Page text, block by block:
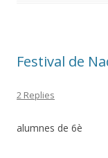
Festival de
2 Replies
alumnes de 6è